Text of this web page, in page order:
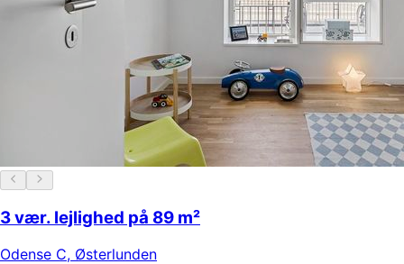
3 vær. lejlighed på 89 m²
Odense C, Østerlunden